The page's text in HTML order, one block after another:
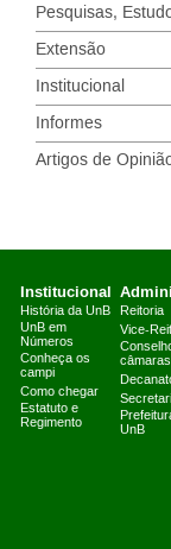
Pesquisas,
Extensão
Institucional
Informes
Artigos de
Institucional
História da UnB
UnB em
Números
Conheça os
campi
Como chegar
Estatuto e
Regimento
Reitoria
Vice-
câmaras
UnB